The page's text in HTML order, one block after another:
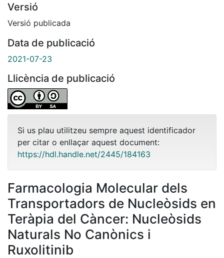
Versió
Versió publicada
Data de publicació
2021-07-23
Llicència de publicació
Si us plau utilitzeu sempre aquest identificador
per citar o enllaçar aquest document:
https://hdl.handle.net/2445/184163
Farmacologia Molecular dels
Transportadors de Nucleòsids en
Teràpia del Càncer: Nucleòsids
Naturals No Canònics i
Ruxolitinib